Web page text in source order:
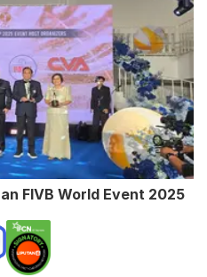
FIVB World Event 2025